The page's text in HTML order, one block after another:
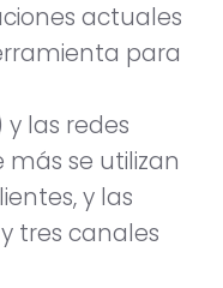
actuales
para
las redes
más se utilizan
y las
tres canales